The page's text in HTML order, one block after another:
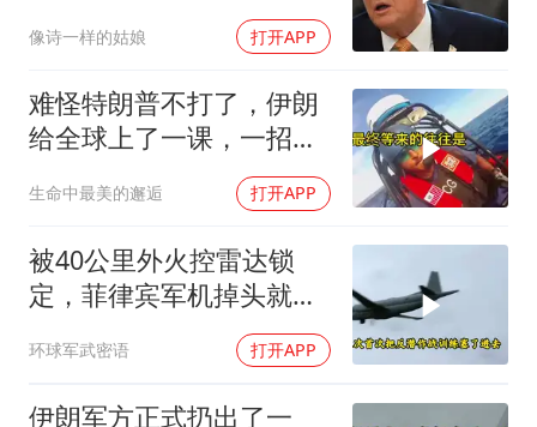
41岁女子为鼓励女儿考上985研究生
奋进开新局 实干挑大梁
像诗一样的姑娘 打开APP
难怪特朗普不打了，伊朗
给全球上了一课，一招吃
生命中最美的邂逅 打开APP
被40公里外火控雷达锁
定，菲律宾军机掉头就
跑，欧盟1500万也救不了
场
环球军武密语 打开APP
伊朗军方正式扔出了一